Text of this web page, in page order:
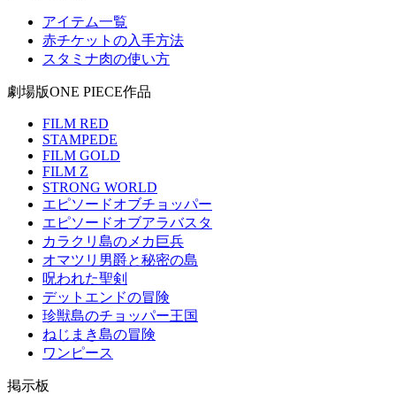
アイテム一覧
赤チケットの入手方法
スタミナ肉の使い方
劇場版ONE PIECE作品
FILM RED
STAMPEDE
FILM GOLD
FILM Z
STRONG WORLD
エピソードオブチョッパー
エピソードオブアラバスタ
カラクリ島のメカ巨兵
オマツリ男爵と秘密の島
呪われた聖剣
デットエンドの冒険
珍獣島のチョッパー王国
ねじまき島の冒険
ワンピース
掲示板